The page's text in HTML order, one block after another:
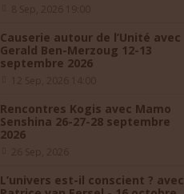
Causerie autour de l’Unité avec
Gerald Ben-Merzoug 12-13
septembre 2026
Rencontres Kogis avec Mamo
Senshina 26-27-28 septembre
2026
L’univers est-il conscient ? avec